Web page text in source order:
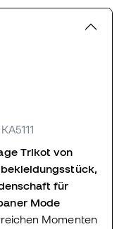
Trikot von
für
Mode
Momenten